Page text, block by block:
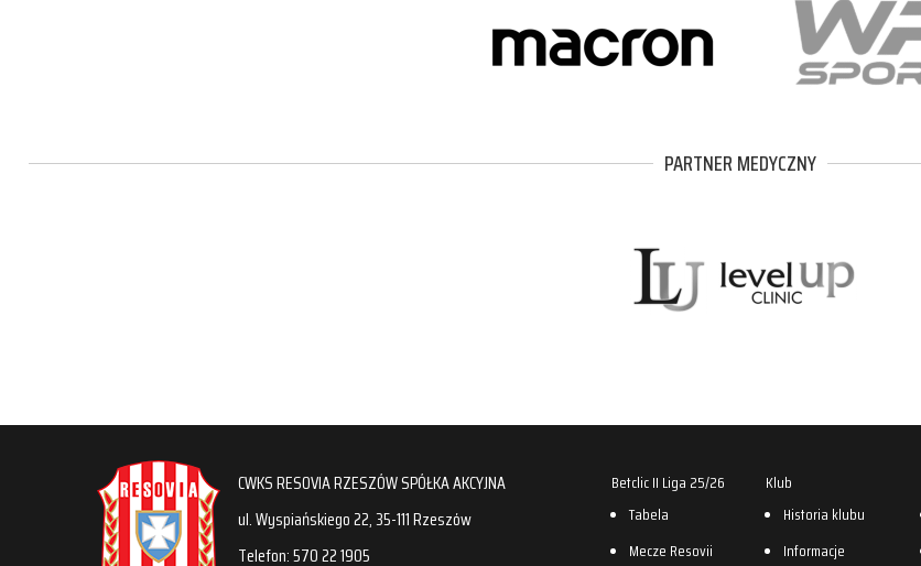
PARTNER MEDYCZNY
CWKS RESOVIA RZESZÓW SPÓŁKA AKCYJNA
ul. Wyspiańskiego 22, 35-111 Rzeszów
Telefon: 570 22 1905
Betclic II Liga 25/26
Tabela
Mecze Resovii
Klub
Historia klubu
Informacje